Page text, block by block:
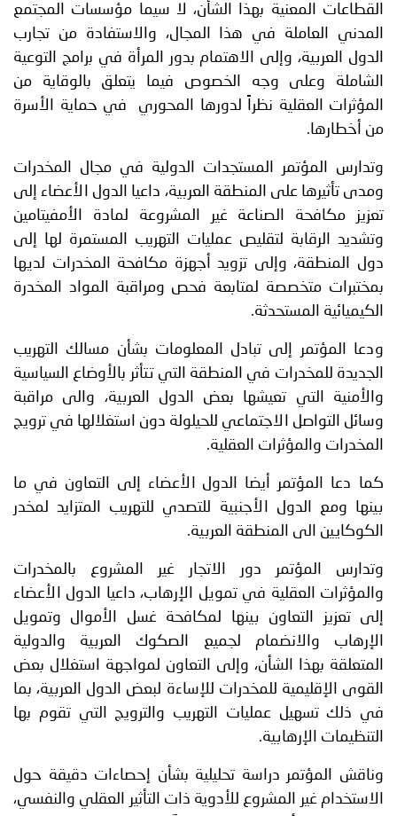
القطاعات المعنية بهذا الشأن، لا سيما مؤسسات المجتمع
المدني العاملة في هذا المجال، والاستفادة من تجارب
الدول العربية، وإلى الاهتمام بدور المرأة في برامج التوعية
الشاملة وعلى وجه الخصوص فيما يتعلق بالوقاية من
المؤثرات العقلية نظراً لدورها المحوري في حماية الأسرة
من أخطارها.
وتدارس المؤتمر المستجدات الدولية في مجال المخدرات
ومدى تأثيرها على المنطقة العربية، داعيا الدول الأعضاء إلى
تعزيز مكافحة الصناعة غير المشروعة لمادة الأمفيتامين
وتشديد الرقابة لتقليص عمليات التهريب المستمرة لها إلى
دول المنطقة، وإلى تزويد أجهزة مكافحة المخدرات لديها
بمختبرات متخصصة لمتابعة فحص ومراقبة المواد المخدرة
الكيميائية المستحدثة.
ودعا المؤتمر إلى تبادل المعلومات بشأن مسالك التهريب
الجديدة للمخدرات في المنطقة التي تتأثر بالأوضاع السياسية
والأمنية التي تعيشها بعض الدول العربية، والى مراقبة
وسائل التواصل الاجتماعي للحيلولة دون استغلالها في ترويج
المخدرات والمؤثرات العقلية.
كما دعا المؤتمر أيضا الدول الأعضاء إلى التعاون في ما
بينها ومع الدول الأجنبية للتصدي للتهريب المتزايد لمخدر
الكوكايين الى المنطقة العربية.
وتدارس المؤتمر دور الاتجار غير المشروع بالمخدرات
والمؤثرات العقلية في تمويل الإرهاب، داعيا الدول الأعضاء
إلى تعزيز التعاون بينها لمكافحة غسل الأموال وتمويل
الإرهاب والانضمام لجميع الصكوك العربية والدولية
المتعلقة بهذا الشأن، وإلى التعاون لمواجهة استغلال بعض
القوى الإقليمية للمخدرات للإساءة لبعض الدول العربية، بما
في ذلك تسهيل عمليات التهريب والترويج التي تقوم بها
التنظيمات الإرهابية.
وناقش المؤتمر دراسة تحليلية بشأن إحصاءات دقيقة حول
الاستخدام غير المشروع للأدوية ذات التأثير العقلي والنفسي،